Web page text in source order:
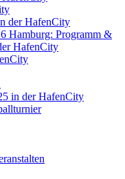
der HafenCity
Hamburg: Programm &
HafenCity
in der HafenCity